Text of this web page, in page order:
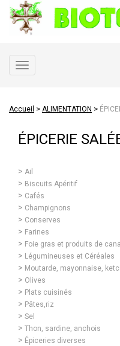
Toggle
navigation
Accueil > ALIMENTATION >
ÉPICERIE
Ail
Biscuits Apéritif
Cafés
Champignons
Conserves
Farines
Foie gras et produits de
Légumineuses et Céréales
Moutarde, mayonnaise,
Olives
Plats cuisinés
Pâtes,riz
Sel
Thon, sardine, anchois
Épiceries diverses